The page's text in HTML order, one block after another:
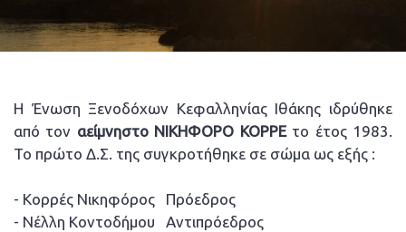
Η Ένωση Ξενοδόχων Κεφαλληνίας Ιθάκης ιδρύθηκε
από τον αείμνηστο ΝΙΚΗΦΟΡΟ ΚΟΡΡΕτο έτος 1983.
Το πρώτο Δ.Σ. της συγκροτήθηκε σε σώμα ως εξής :
- Κορρές Νικηφόρος Πρόεδρος
- Νέλλη Κοντοδήμου Αντιπρόεδρος